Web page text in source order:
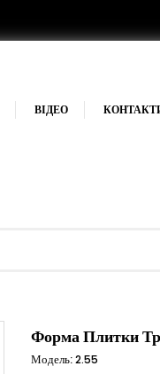
ВІДЕО
Форма Плитки
Модель:2.55